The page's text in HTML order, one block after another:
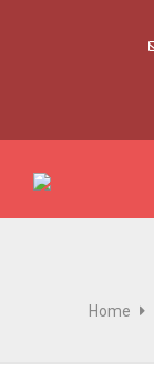
Home